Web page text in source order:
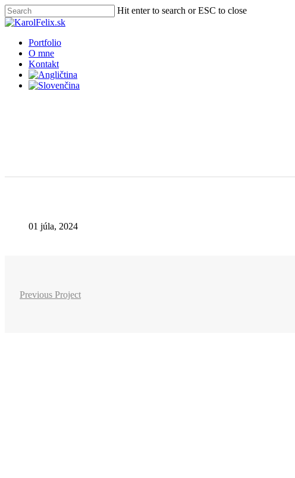
Skip
to
content
Hit enter to search or ESC to close
Close
Menu
Portfolio
O mne
Kontakt
01 júla, 2024
Previous Project